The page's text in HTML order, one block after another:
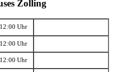
Zolling
Uhr
Uhr
Uhr